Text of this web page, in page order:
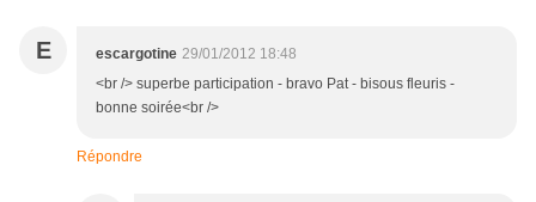
E escargotine 29/01/2012 18:48
<br /> superbe participation - bravo Pat - bisous fleuris -
bonne soirée<br />
Répondre